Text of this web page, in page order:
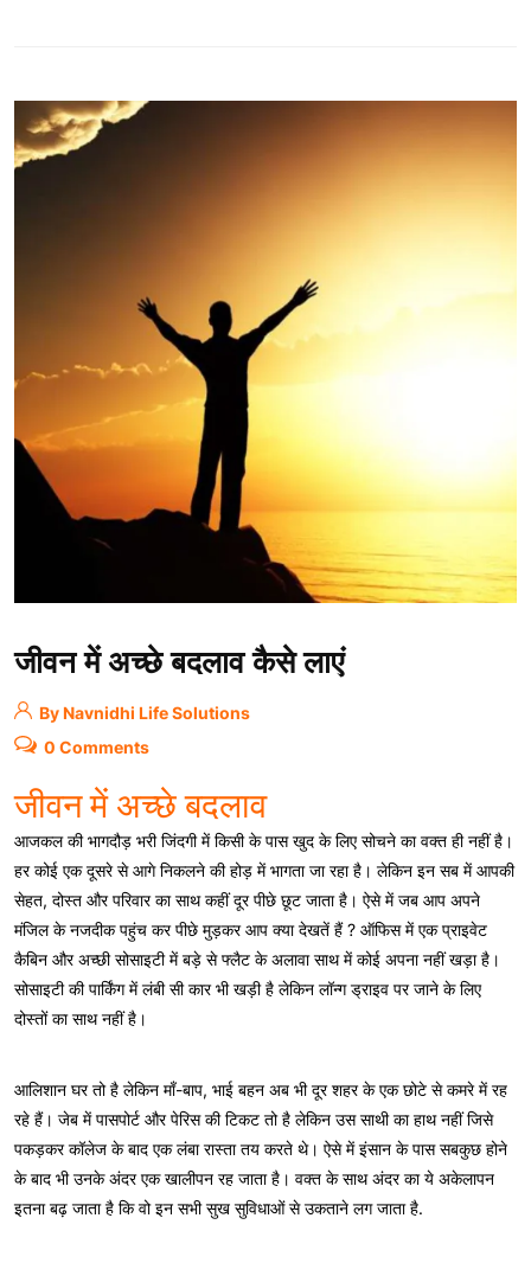
जीवन में अच्छे बदलाव कैसे लाएं
By Navnidhi Life Solutions
0 Comments
जीवन में अच्छे बदलाव
आजकल की भागदौड़ भरी जिंदगी में किसी के पास खुद के लिए सोचने का वक्त ही नहीं है।
हर कोई एक दूसरे से आगे निकलने की होड़ में भागता जा रहा है। लेकिन इन सब में आपकी
सेहत, दोस्त और परिवार का साथ कहीं दूर पीछे छूट जाता है। ऐसे में जब आप अपने
मंजिल के नजदीक पहुंच कर पीछे मुड़कर आप क्या देखतें हैं ? ऑफिस में एक प्राइवेट
कैबिन और अच्छी सोसाइटी में बड़े से फ्लैट के अलावा साथ में कोई अपना नहीं खड़ा है।
सोसाइटी की पार्किंग में लंबी सी कार भी खड़ी है लेकिन लॉन्ग ड्राइव पर जाने के लिए
दोस्तों का साथ नहीं है।
आलिशान घर तो है लेकिन माँ-बाप, भाई बहन अब भी दूर शहर के एक छोटे से कमरे में रह
रहे हैं। जेब में पासपोर्ट और पेरिस की टिकट तो है लेकिन उस साथी का हाथ नहीं जिसे
पकड़कर कॉलेज के बाद एक लंबा रास्ता तय करते थे। ऐसे में इंसान के पास सबकुछ होने
के बाद भी उनके अंदर एक खालीपन रह जाता है। वक्त के साथ अंदर का ये अकेलापन
इतना बढ़ जाता है कि वो इन सभी सुख सुविधाओं से उकताने लग जाता है.